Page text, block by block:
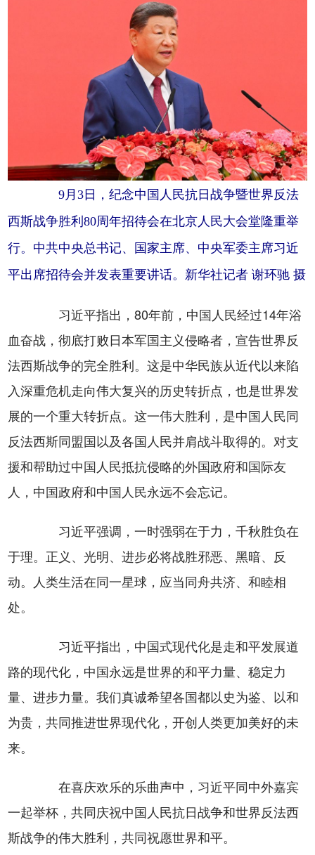
9月3日，纪念中国人民抗日战争暨世界反法
西斯战争胜利80周年招待会在北京人民大会堂隆重举
行。中共中央总书记、国家主席、中央军委主席习近
平出席招待会并发表重要讲话。新华社记者 谢环驰 摄
习近平指出，80年前，中国人民经过14年浴
血奋战，彻底打败日本军国主义侵略者，宣告世界反
法西斯战争的完全胜利。这是中华民族从近代以来陷
入深重危机走向伟大复兴的历史转折点，也是世界发
展的一个重大转折点。这一伟大胜利，是中国人民同
反法西斯同盟国以及各国人民并肩战斗取得的。对支
援和帮助过中国人民抵抗侵略的外国政府和国际友
人，中国政府和中国人民永远不会忘记。
习近平强调，一时强弱在于力，千秋胜负在
于理。正义、光明、进步必将战胜邪恶、黑暗、反
动。人类生活在同一星球，应当同舟共济、和睦相
处。
习近平指出，中国式现代化是走和平发展道
路的现代化，中国永远是世界的和平力量、稳定力
量、进步力量。我们真诚希望各国都以史为鉴、以和
为贵，共同推进世界现代化，开创人类更加美好的未
来。
在喜庆欢乐的乐曲声中，习近平同中外嘉宾
一起举杯，共同庆祝中国人民抗日战争和世界反法西
斯战争的伟大胜利，共同祝愿世界和平。